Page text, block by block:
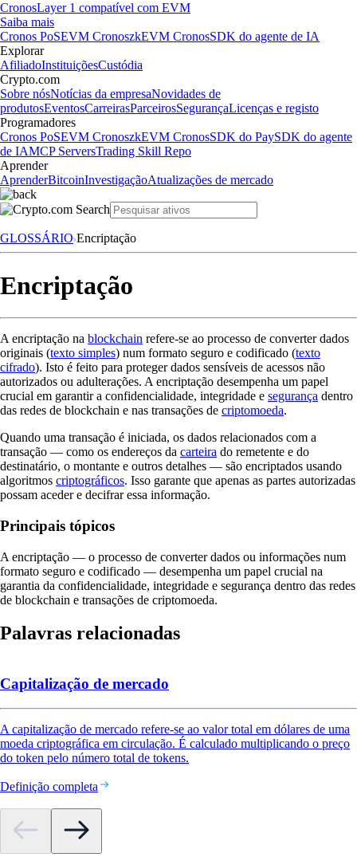
CronosLayer 1 compatível com EVM
Saiba mais
Cronos PoSEVM CronoszkEVM CronosSDK do agente de IA
Explorar
AfiliadoInstituiçõesCustódia
Crypto.com
Sobre nósNotícias da empresaNovidades de
produtosEventosCarreirasParceirosSegurançaLicenças e registo
Programadores
Cronos PoSEVM CronoszkEVM CronosSDK do PaySDK do agente
de IAMCP ServersTrading Skill Repo
Aprender
AprenderBitcoinInvestigaçãoAtualizações de mercado
GLOSSÁRIO Encriptação
Encriptação
A encriptação na blockchain refere-se ao processo de converter dados
originais (texto simples) num formato seguro e codificado (texto
cifrado). Isto é feito para proteger dados sensíveis de acessos não
autorizados ou adulterações. A encriptação desempenha um papel
crucial em garantir a confidencialidade, integridade e segurança dentro
das redes de blockchain e nas transações de criptomoeda.
Quando uma transação é iniciada, os dados relacionados com a
transação — como os endereços da carteira do remetente e do
destinatário, o montante e outros detalhes — são encriptados usando
algoritmos criptográficos. Isso garante que apenas as partes autorizadas
possam aceder e decifrar essa informação.
Principais tópicos
A encriptação — o processo de converter dados ou informações num
formato seguro e codificado — desempenha um papel crucial na
garantia da confidencialidade, integridade e segurança dentro das redes
de blockchain e transações de criptomoeda.
Palavras relacionadas
Capitalização de mercado
A capitalização de mercado refere-se ao valor total em dólares de uma
moeda criptográfica em circulação. É calculado multiplicando o preço
do token pelo número total de tokens.
Definição completa